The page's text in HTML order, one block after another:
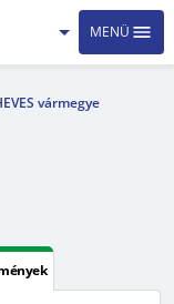
MENÜ
vármegye